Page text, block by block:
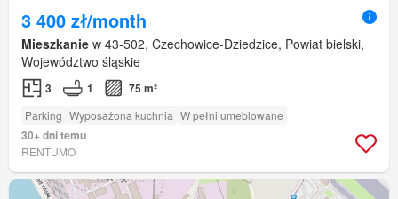
3 400 zł/month
Mieszkanie w 43-502, Czechowice-Dziedzice, Powiat bielski,
Województwo śląskie
3 1 75 m²
Parking Wyposażona kuchnia W pełni umeblowane
30+ dni temu
RENTUMO